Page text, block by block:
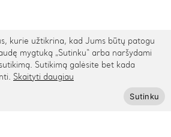
PRISTATYMAS
kurie užtikrina, kad Jums būtų patogu
mygtuką „Sutinku“ arba naršydami
Sutikimą galėsite bet kada
Skaityti daugiau
Sutinku